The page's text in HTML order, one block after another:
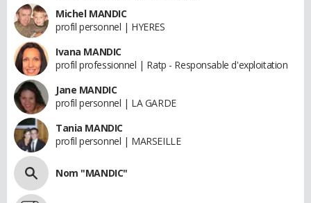
Michel MANDIC
profil personnel | HYERES
Ivana MANDIC
profil professionnel | Ratp - Responsable d'exploitation
Jane MANDIC
profil personnel | LA GARDE
Tania MANDIC
profil personnel | MARSEILLE
Nom "MANDIC"